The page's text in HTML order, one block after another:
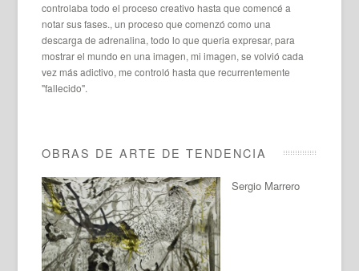
controlaba todo el proceso creativo hasta que comencé a
notar sus fases., un proceso que comenzó como una
descarga de adrenalina, todo lo que queria expresar, para
mostrar el mundo en una imagen, mi imagen, se volvió cada
vez más adictivo, me controló hasta que recurrentemente
"fallecido".
OBRAS DE ARTE DE TENDENCIA
Sergio Marrero